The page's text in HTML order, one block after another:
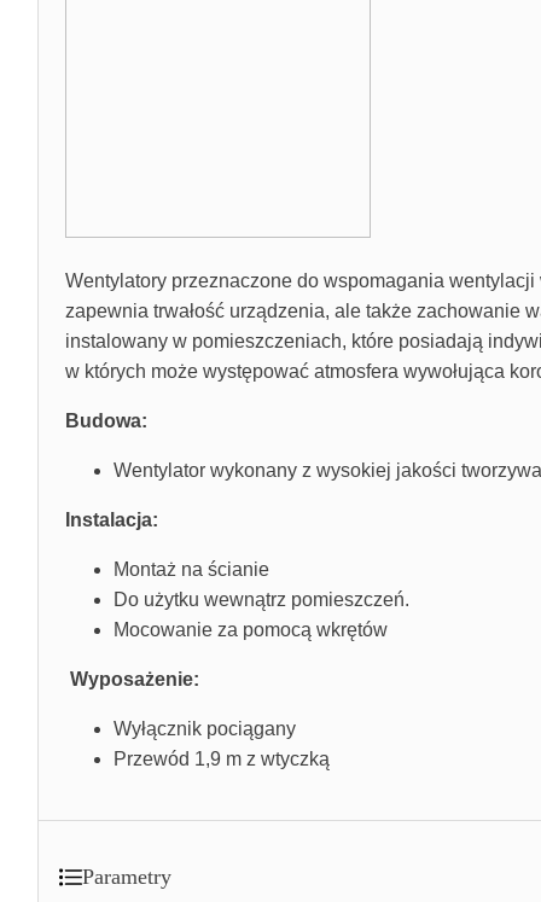
Wentylatory przeznaczone do wspomagania
zapewnia trwałość urządzenia, ale także zachowanie
instalowany w pomieszczeniach, które posiadają
w których może występować atmosfera wywołująca
Budowa:
Wentylator wykonany z wysokiej jakości tworzywa
Instalacja:
Montaż na ścianie
Do użytku wewnątrz pomieszczeń.
Mocowanie za pomocą wkrętów
Wyposażenie:
Wyłącznik pociągany
Przewód 1,9 m z wtyczką
Parametry